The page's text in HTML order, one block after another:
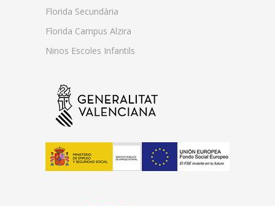
Florida Secundària
Florida Campus Alzira
Ninos Escoles Infantils